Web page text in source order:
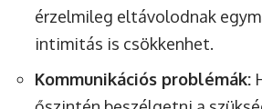
érzelmileg eltávolodnak
intimitás is csökkenhet.
Kommunikációs problémák: